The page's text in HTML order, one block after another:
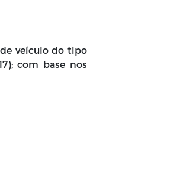
veículo do tipo
com base nos